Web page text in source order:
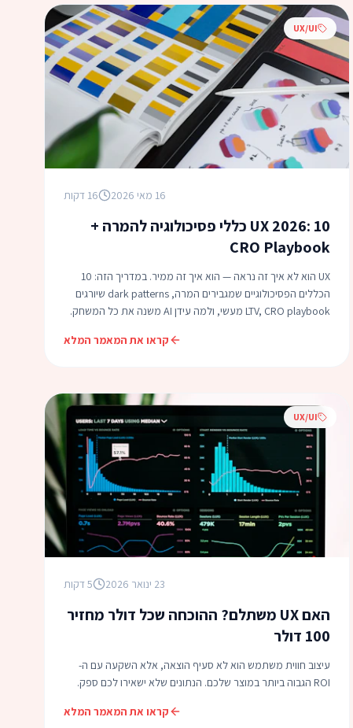
UX/UI
16 מאי 2026 16 דקות
UX 2026: 10 כללי פסיכולוגיה להמרה +
CRO Playbook
UX הוא לא איך זה נראה — הוא איך זה ממיר. במדריך הזה: 10
הכללים הפסיכולוגיים שמגבירים המרה, dark patterns שיורגים
LTV, CRO playbook מעשי, ולמה עידן AI משנה את כל המשחק.
קראו את המאמר המלא
UX/UI
23 ינואר 2026 5 דקות
האם UX משתלם? ההוכחה שכל דולר מחזיר
100 דולר
עיצוב חווית משתמש הוא לא סעיף הוצאה, אלא השקעה עם ה-
ROI הגבוה ביותר במוצר שלכם. הנתונים שלא ישאירו לכם ספק.
קראו את המאמר המלא